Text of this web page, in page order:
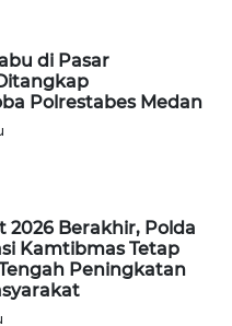
di Pasar
Polrestabes Medan
2026 Berakhir, Polda
Kamtibmas Tetap
Peningkatan